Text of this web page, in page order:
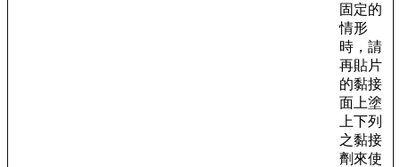
固定的
情形
時，請
再貼片
的黏接
面上塗
上下列
之黏接
劑來使